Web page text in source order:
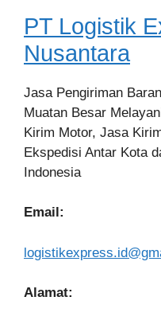
PT Logistik
Nusantara
Jasa Pengiriman
Muatan Besar
Kirim Motor, Jasa
Ekspedisi Antar Kota
Indonesia
Email:
Alamat: